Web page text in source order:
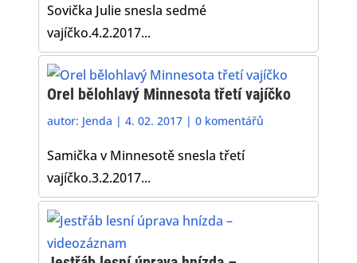
Sovička Julie snesla sedmé
vajíčko.4.2.2017...
Orel bělohlavý Minnesota třetí vajíčko
autor: Jenda |4. 02. 2017 |0 komentářů
Samička v Minnesotě snesla třetí
vajíčko.3.2.2017...